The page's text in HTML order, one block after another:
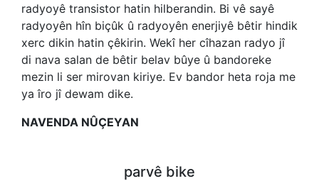
radyoyê transistor hatin hilberandin. Bi vê sayê
radyoyên hîn biçûk û radyoyên enerjiyê bêtir hindik
xerc dikin hatin çêkirin. Wekî her cîhazan radyo jî
di nava salan de bêtir belav bûye û bandoreke
mezin li ser mirovan kiriye. Ev bandor heta roja me
ya îro jî dewam dike.
NAVENDA NÛÇEYAN
parvê bike